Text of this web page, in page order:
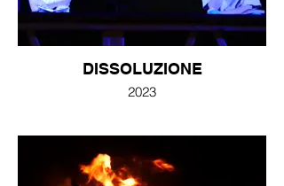
DISSOLUZIONE
2023